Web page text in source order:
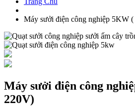
Máy sưởi điện công nghiệp 5KW
Máy sưởi điện công
220V)